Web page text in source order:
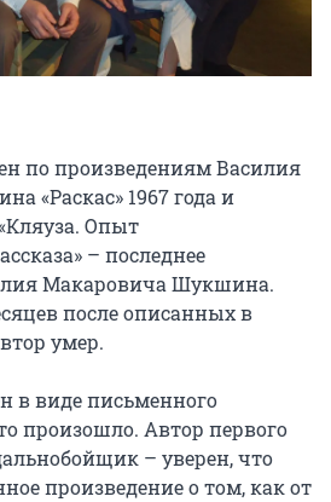
по произведениям Василия
«Раскас» 1967 года и
Опыт
– последнее
Макаровича Шукшина.
после описанных в
умер.
произошло. Автор первого
– уверен, что
произведение о том, как от